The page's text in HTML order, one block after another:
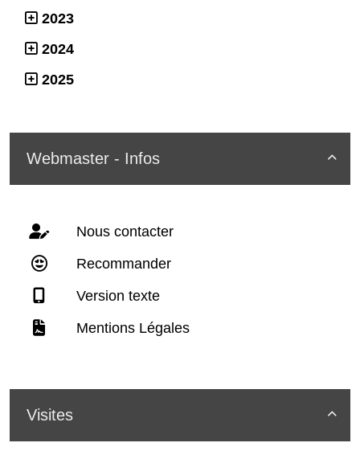
2023
2024
2025

Webmaster - Infos
Nous contacter
Recommander
Version texte
Mentions Légales

Visites